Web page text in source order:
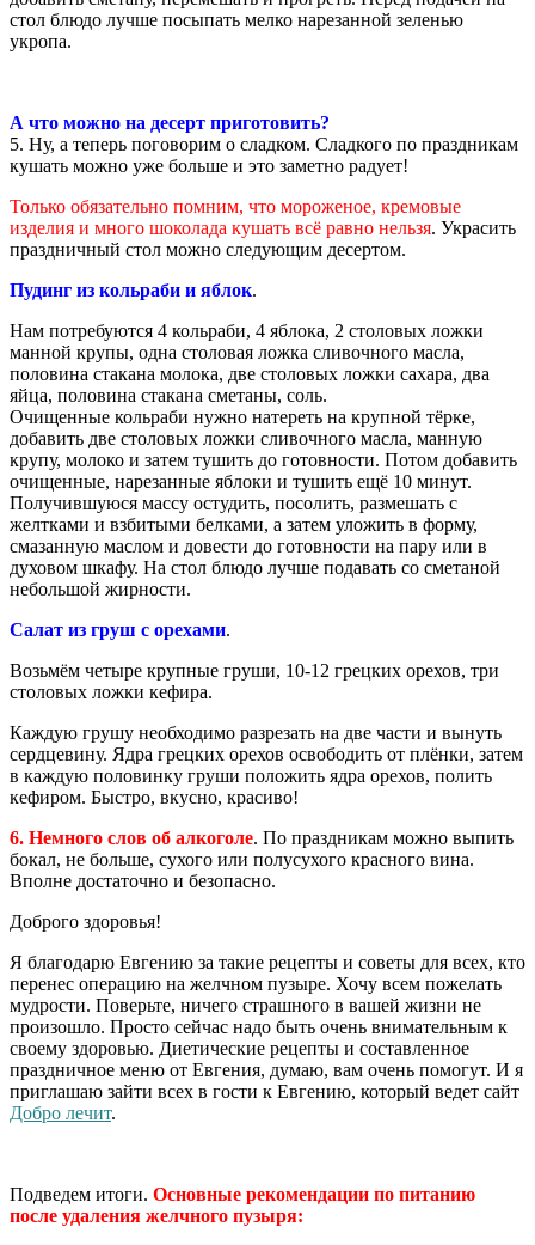
стол блюдо лучше посыпать мелко нарезанной зеленью
укропа.
А что можно на десерт приготовить?
5. Ну, а теперь поговорим о сладком. Сладкого по праздникам
кушать можно уже больше и это заметно радует!
Только обязательно помним, что мороженое, кремовые
изделия и много шоколада кушать всё равно нельзя. Украсить
праздничный стол можно следующим десертом.
Пудинг из кольраби и яблок.
Нам потребуются 4 кольраби, 4 яблока, 2 столовых ложки
манной крупы, одна столовая ложка сливочного масла,
половина стакана молока, две столовых ложки сахара, два
яйца, половина стакана сметаны, соль.
Очищенные кольраби нужно натереть на крупной тёрке,
добавить две столовых ложки сливочного масла, манную
крупу, молоко и затем тушить до готовности. Потом добавить
очищенные, нарезанные яблоки и тушить ещё 10 минут.
Получившуюся массу остудить, посолить, размешать с
желтками и взбитыми белками, а затем уложить в форму,
смазанную маслом и довести до готовности на пару или в
духовом шкафу. На стол блюдо лучше подавать со сметаной
небольшой жирности.
Салат из груш с орехами.
Возьмём четыре крупные груши, 10-12 грецких орехов, три
столовых ложки кефира.
Каждую грушу необходимо разрезать на две части и вынуть
сердцевину. Ядра грецких орехов освободить от плёнки, затем
в каждую половинку груши положить ядра орехов, полить
кефиром. Быстро, вкусно, красиво!
6. Немного слов об алкоголе. По праздникам можно выпить
бокал, не больше, сухого или полусухого красного вина.
Вполне достаточно и безопасно.
Доброго здоровья!
Я благодарю Евгению за такие рецепты и советы для всех, кто
перенес операцию на желчном пузыре. Хочу всем пожелать
мудрости. Поверьте, ничего страшного в вашей жизни не
произошло. Просто сейчас надо быть очень внимательным к
своему здоровью. Диетические рецепты и составленное
праздничное меню от Евгения, думаю, вам очень помогут. И я
приглашаю зайти всех в гости к Евгению, который ведет сайт
Добро лечит.
Подведем итоги. Основные рекомендации по питанию
после удаления желчного пузыря: